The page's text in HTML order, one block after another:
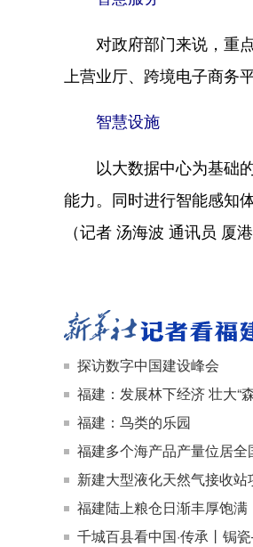
对政府部门来说，重点
上营业厅、跨境电子商务
智慧设施
以大数据中心为基础的
能力。同时进行智能感知
（记者 汤海波 通讯员 厦港
探访数字中国建设峰会
福建：发展林下经济 壮大“
福建：鸟类的乐园
福建多个海产品产量位居全
新建大型液化天然气接收
福建陆上粮仓日渐丰厚饱满
千城百县看中国·传承丨锔